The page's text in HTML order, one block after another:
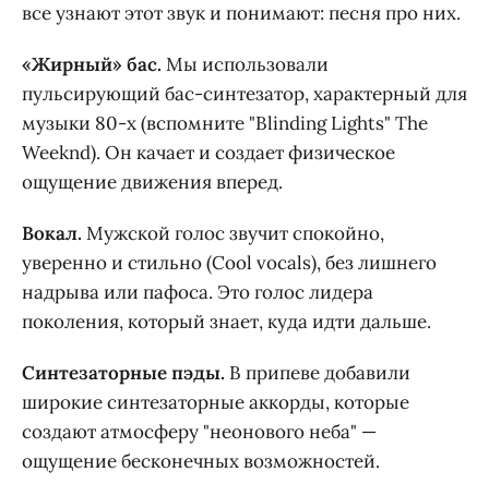
все узнают этот звук и понимают: песня про них.
«Жирный» бас. Мы использовали
пульсирующий бас-синтезатор, характерный для
музыки 80-х (вспомните "Blinding Lights" The
Weeknd). Он качает и создает физическое
ощущение движения вперед.
Вокал. Мужской голос звучит спокойно,
уверенно и стильно (Cool vocals), без лишнего
надрыва или пафоса. Это голос лидера
поколения, который знает, куда идти дальше.
Синтезаторные пэды. В припеве добавили
широкие синтезаторные аккорды, которые
создают атмосферу "неонового неба" —
ощущение бесконечных возможностей.